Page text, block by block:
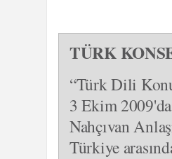
TÜRK
“Türk Dili
3 Ekim
Nahçıvan
Türkiye